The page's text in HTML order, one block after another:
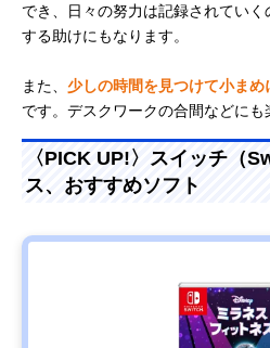
でき、日々の努力は記録されてい
する助けにもなります。
また、 少しの時間を見つけて小まめ
です。デスクワークの合間などにも
〈PICK UP!〉スイッチ（
ス、おすすめソフト